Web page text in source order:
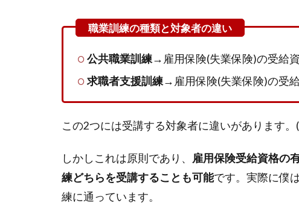
公共職業訓練→ 雇用保険(失業保険)の受給
求職者支援訓練→ 雇用保険(失業保険)の受
この2つには受講する対象者に違いがあります。
しかしこれは原則であり、 雇用保険受給資格の
練どちらを受講することも可能です。実際に僕
練に通っています。